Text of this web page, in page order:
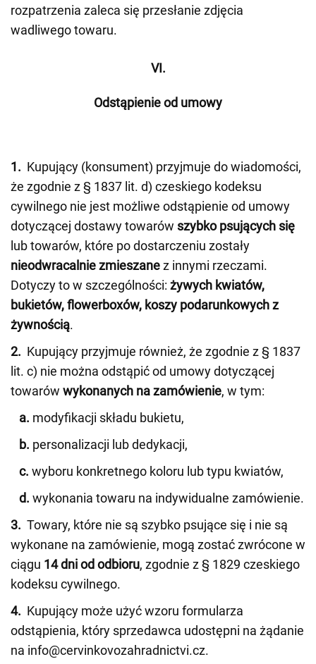
rozpatrzenia zaleca się przesłanie zdjęcia
wadliwego towaru.
VI.
Odstąpienie od umowy
1. Kupujący (konsument) przyjmuje do wiadomości,
że zgodnie z § 1837 lit. d) czeskiego kodeksu
cywilnego nie jest możliwe odstąpienie od umowy
dotyczącej dostawy towarów szybko psujących się
lub towarów, które po dostarczeniu zostały
nieodwracalnie zmieszanez innymi rzeczami.
Dotyczy to w szczególności: żywych kwiatów,
bukietów, flowerboxów, koszy podarunkowych z
żywnością.
2. Kupujący przyjmuje również, że zgodnie z § 1837
lit. c) nie można odstąpić od umowy dotyczącej
towarów wykonanych na zamówienie, w tym:
a. modyfikacji składu bukietu,
b. personalizacji lub dedykacji,
c. wyboru konkretnego koloru lub typu kwiatów,
d. wykonania towaru na indywidualne zamówienie.
3. Towary, które nie są szybko psujące się i nie są
wykonane na zamówienie, mogą zostać zwrócone w
ciągu 14 dni od odbioru, zgodnie z § 1829 czeskiego
kodeksu cywilnego.
4. Kupujący może użyć wzoru formularza
odstąpienia, który sprzedawca udostępni na żądanie
na info@cervinkovozahradnictvi.cz.